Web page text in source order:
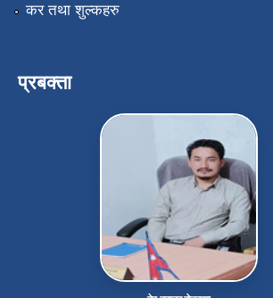
कर तथा शुल्कहरु
प्रबक्ता